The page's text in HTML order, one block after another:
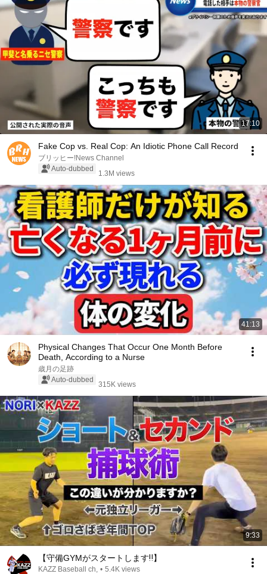
17:10
Fake Cop vs. Real Cop: An Idiotic Phone Call Record
ブリッヒー!News Channel
Auto-dubbed
1.3M views
41:13
Physical Changes That Occur One Month Before
Death, According to a Nurse
歳月の足跡
Auto-dubbed
315K views
9:33
【守備GYMがスタートします‼️】
KAZZ Baseball ch, • 5.4K views